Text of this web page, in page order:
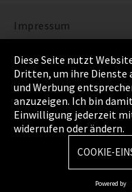
Impressum
Datenschutz
Cookie Einstellungen
AGB
Sitemap
Diese Seite nutzt
Dritten, um ihre Dienste
und Werbung
anzuzeigen. Ich bin
Einwilligung jederzeit
widerrufen oder ändern.
COOKIE-
Powered by